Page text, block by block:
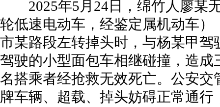
2025年5月24日，绵竹人廖某无
轮低速电动车，经鉴定属机动车
市某路段左转掉头时，与杨某甲
驾驶的小型面包车相继碰撞，造
名搭乘者经抢救无效死亡。公安
牌车辆、超载、掉头妨碍正常通